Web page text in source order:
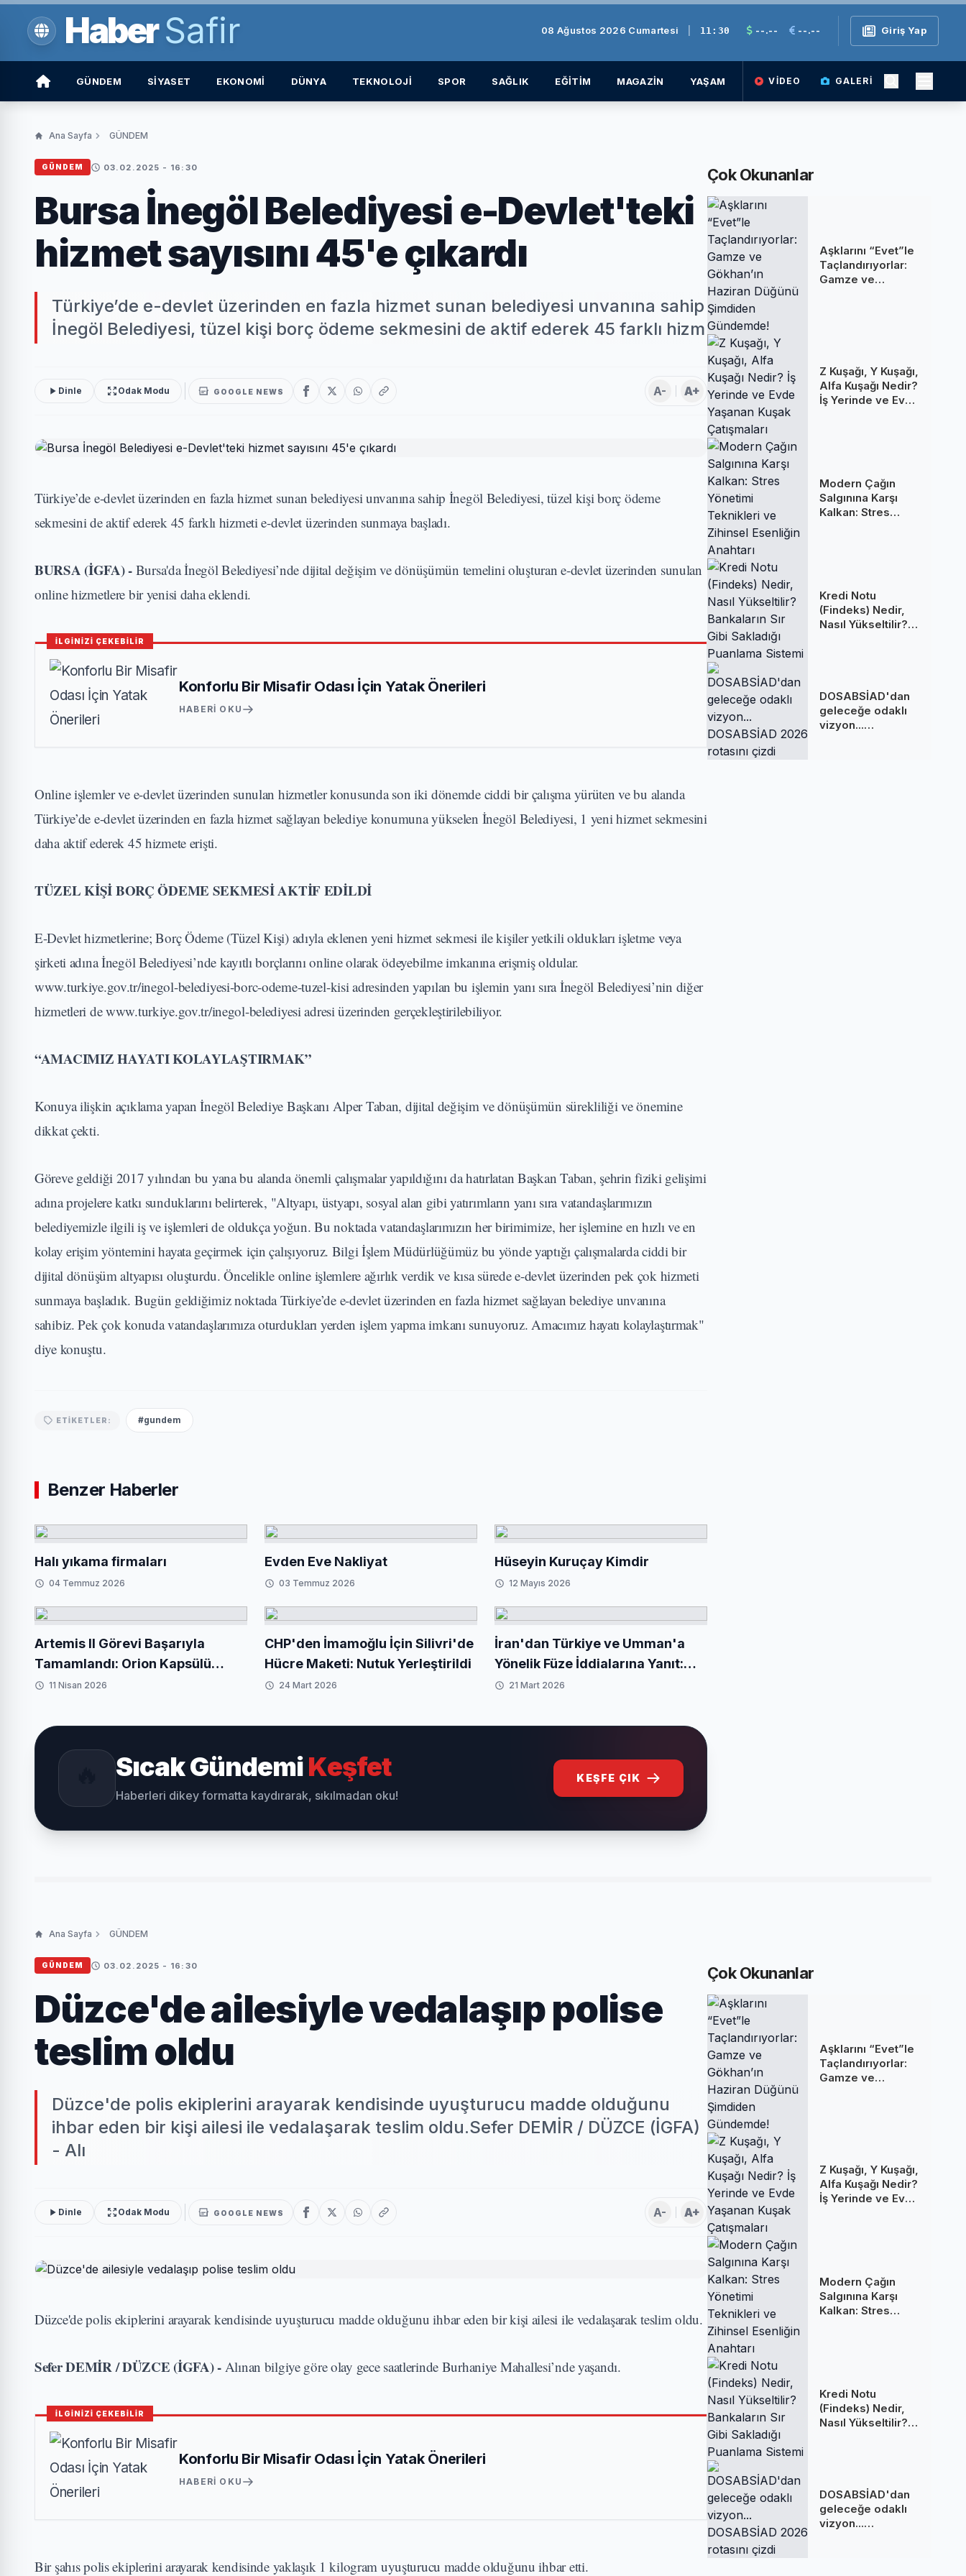
HaberSafir 08 Ağustos 2026 Cumartesi 11:30 --.-- --.-- Giriş Yap
GÜNDEM SİYASET EKONOMİ DÜNYA TEKNOLOJİ SPOR SAĞLIK EĞİTİM MAGAZİN YAŞAM VIDEO GALERI
Ana Sayfa GÜNDEM
GÜNDEM 03.02.2025 - 16:30
Bursa İnegöl Belediyesi e-Devlet'teki
hizmet sayısını 45'e çıkardı
Türkiye’de e-devlet üzerinden en fazla hizmet sunan belediyesi unvanına sahip
İnegöl Belediyesi, tüzel kişi borç ödeme sekmesini de aktif ederek 45 farklı hizm
Dinle Odak Modu GOOGLE NEWS A- A+
Türkiye’de e-devlet üzerinden en fazla hizmet sunan belediyesi unvanına sahip İnegöl Belediyesi, tüzel kişi borç ödeme
sekmesini de aktif ederek 45 farklı hizmeti e-devlet üzerinden sunmaya başladı.
BURSA (İGFA) - Bursa'da İnegöl Belediyesi’nde dijital değişim ve dönüşümün temelini oluşturan e-devlet üzerinden sunulan
online hizmetlere bir yenisi daha eklendi.
İLGİNİZİ ÇEKEBİLİR
Konforlu Bir Misafir Odası İçin Yatak Önerileri
HABERI OKU
Online işlemler ve e-devlet üzerinden sunulan hizmetler konusunda son iki dönemde ciddi bir çalışma yürüten ve bu alanda
Türkiye’de e-devlet üzerinden en fazla hizmet sağlayan belediye konumuna yükselen İnegöl Belediyesi, 1 yeni hizmet sekmesini
daha aktif ederek 45 hizmete erişti.
TÜZEL KİŞİ BORÇ ÖDEME SEKMESİ AKTİF EDİLDİ
E-Devlet hizmetlerine; Borç Ödeme (Tüzel Kişi) adıyla eklenen yeni hizmet sekmesi ile kişiler yetkili oldukları işletme veya
şirketi adına İnegöl Belediyesi’nde kayıtlı borçlarını online olarak ödeyebilme imkanına erişmiş oldular.
www.turkiye.gov.tr/inegol-belediyesi-borc-odeme-tuzel-kisi adresinden yapılan bu işlemin yanı sıra İnegöl Belediyesi’nin diğer
hizmetleri de www.turkiye.gov.tr/inegol-belediyesi adresi üzerinden gerçekleştirilebiliyor.
“AMACIMIZ HAYATI KOLAYLAŞTIRMAK”
Konuya ilişkin açıklama yapan İnegöl Belediye Başkanı Alper Taban, dijital değişim ve dönüşümün sürekliliği ve önemine
dikkat çekti.
Göreve geldiği 2017 yılından bu yana bu alanda önemli çalışmalar yapıldığını da hatırlatan Başkan Taban, şehrin fiziki gelişimi
adına projelere katkı sunduklarını belirterek, "Altyapı, üstyapı, sosyal alan gibi yatırımların yanı sıra vatandaşlarımızın
belediyemizle ilgili iş ve işlemleri de oldukça yoğun. Bu noktada vatandaşlarımızın her birimimize, her işlemine en hızlı ve en
kolay erişim yöntemini hayata geçirmek için çalışıyoruz. Bilgi İşlem Müdürlüğümüz bu yönde yaptığı çalışmalarda ciddi bir
dijital dönüşüm altyapısı oluşturdu. Öncelikle online işlemlere ağırlık verdik ve kısa sürede e-devlet üzerinden pek çok hizmeti
sunmaya başladık. Bugün geldiğimiz noktada Türkiye’de e-devlet üzerinden en fazla hizmet sağlayan belediye unvanına
sahibiz. Pek çok konuda vatandaşlarımıza oturdukları yerden işlem yapma imkanı sunuyoruz. Amacımız hayatı kolaylaştırmak"
diye konuştu.
ETIKETLER: #gundem
Benzer Haberler
Halı yıkama firmaları
04 Temmuz 2026
Evden Eve Nakliyat
03 Temmuz 2026
Hüseyin Kuruçay Kimdir
12 Mayıs 2026
Artemis II Görevi Başarıyla
Tamamlandı: Orion Kapsülü
Dünya'ya Döndü
11 Nisan 2026
CHP'den İmamoğlu İçin Silivri'de
Hücre Maketi: Nutuk Yerleştirildi
24 Mart 2026
İran'dan Türkiye ve Umman'a
Yönelik Füze İddialarına Yanıt:
'Bize Ait Değil'
21 Mart 2026
Sıcak GündemiKeşfet
Haberleri dikey formatta kaydırarak, sıkılmadan oku!
KEŞFE ÇIK
Çok Okunanlar
Aşklarını “Evet”le
Taçlandırıyorlar:
Gamze ve
Z Kuşağı, Y Kuşağı,
Alfa Kuşağı Nedir?
İş Yerinde ve Evde
Modern Çağın
Salgınına Karşı
Kalkan: Stres
Kredi Notu
(Findeks) Nedir,
Nasıl Yükseltilir?
DOSABSİAD'dan
geleceğe odaklı
vizyon...
Ana Sayfa GÜNDEM
GÜNDEM 03.02.2025 - 16:30
Düzce'de ailesiyle vedalaşıp polise
teslim oldu
Düzce'de polis ekiplerini arayarak kendisinde uyuşturucu madde olduğunu
ihbar eden bir kişi ailesi ile vedalaşarak teslim oldu.Sefer DEMİR / DÜZCE (İGFA)
- Alı
Dinle Odak Modu GOOGLE NEWS A- A+
Düzce'de polis ekiplerini arayarak kendisinde uyuşturucu madde olduğunu ihbar eden bir kişi ailesi ile vedalaşarak teslim oldu.
Sefer DEMİR / DÜZCE (İGFA) - Alınan bilgiye göre olay gece saatlerinde Burhaniye Mahallesi’nde yaşandı.
İLGİNİZİ ÇEKEBİLİR
Konforlu Bir Misafir Odası İçin Yatak Önerileri
HABERI OKU
Bir şahıs polis ekiplerini arayarak kendisinde yaklaşık 1 kilogram uyuşturucu madde olduğunu ihbar etti.
Çok Okunanlar
Aşklarını “Evet”le
Taçlandırıyorlar:
Gamze ve
Z Kuşağı, Y Kuşağı,
Alfa Kuşağı Nedir?
İş Yerinde ve Evde
Modern Çağın
Salgınına Karşı
Kalkan: Stres
Kredi Notu
(Findeks) Nedir,
Nasıl Yükseltilir?
DOSABSİAD'dan
geleceğe odaklı
vizyon...